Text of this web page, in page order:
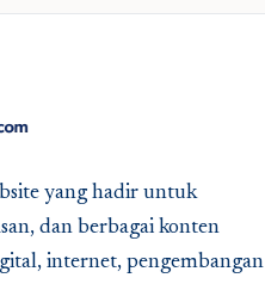
yang hadir untuk
dan berbagai konten
internet, pengembangan